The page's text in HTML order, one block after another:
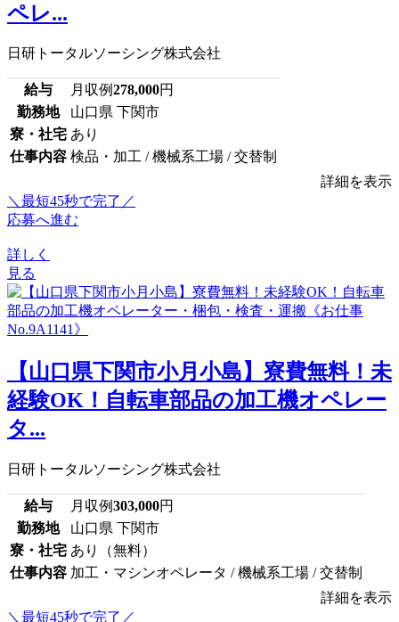
ペレ...
日研トータルソーシング株式会社
給与 月収例278,000円
勤務地
山口県 下関市
寮・社宅 あり
仕事内容 検品・加工 / 機械系工場 / 交替制
詳細を表示
＼最短45秒で完了／
応募へ進む
詳しく
見る
【山口県下関市小月小島】寮費無料！未
経験OK！自転車部品の加工機オペレー
タ...
日研トータルソーシング株式会社
給与 月収例303,000円
勤務地
山口県 下関市
寮・社宅 あり（無料）
仕事内容 加工・マシンオペレータ / 機械系工場 / 交替制
詳細を表示
＼最短45秒で完了／